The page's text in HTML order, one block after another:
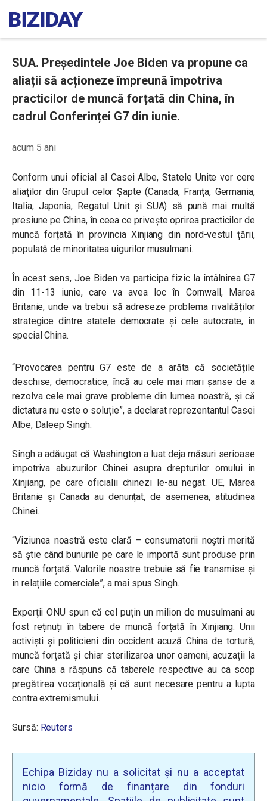
SUA. Președintele Joe Biden va propune ca
aliații să acționeze împreună împotriva
practicilor de muncă forțată din China, în
cadrul Conferinței G7 din iunie.
acum 5 ani
Conform unui oficial al Casei Albe, Statele Unite vor cere
aliaților din Grupul celor Șapte (Canada, Franța, Germania,
Italia, Japonia, Regatul Unit și SUA) să pună mai multă
presiune pe China, în ceea ce privește oprirea practicilor de
muncă forțată în provincia Xinjiang din nord-vestul țării,
populată de minoritatea uigurilor musulmani.
În acest sens, Joe Biden va participa fizic la întâlnirea G7
din 11-13 iunie, care va avea loc în Cornwall, Marea
Britanie, unde va trebui să adreseze problema rivalităților
strategice dintre statele democrate și cele autocrate, în
special China.
“Provocarea pentru G7 este de a arăta că societățile
deschise, democratice, încă au cele mai mari șanse de a
rezolva cele mai grave probleme din lumea noastră, și că
dictatura nu este o soluție”, a declarat reprezentantul Casei
Albe, Daleep Singh.
Singh a adăugat că Washington a luat deja măsuri serioase
împotriva abuzurilor Chinei asupra drepturilor omului în
Xinjiang, pe care oficialii chinezi le-au negat. UE, Marea
Britanie și Canada au denunțat, de asemenea, atitudinea
Chinei.
“Viziunea noastră este clară – consumatorii noștri merită
să știe când bunurile pe care le importă sunt produse prin
muncă forțată. Valorile noastre trebuie să fie transmise și
în relațiile comerciale”, a mai spus Singh.
Experții ONU spun că cel puțin un milion de musulmani au
fost reținuți în tabere de muncă forțată în Xinjiang. Unii
activiști și politicieni din occident acuză China de tortură,
muncă forțată și chiar sterilizarea unor oameni, acuzații la
care China a răspuns că taberele respective au ca scop
pregătirea vocațională și că sunt necesare pentru a lupta
contra extremismului.
Sursă: Reuters
Echipa Biziday nu a solicitat și nu a acceptat
nicio formă de finanțare din fonduri